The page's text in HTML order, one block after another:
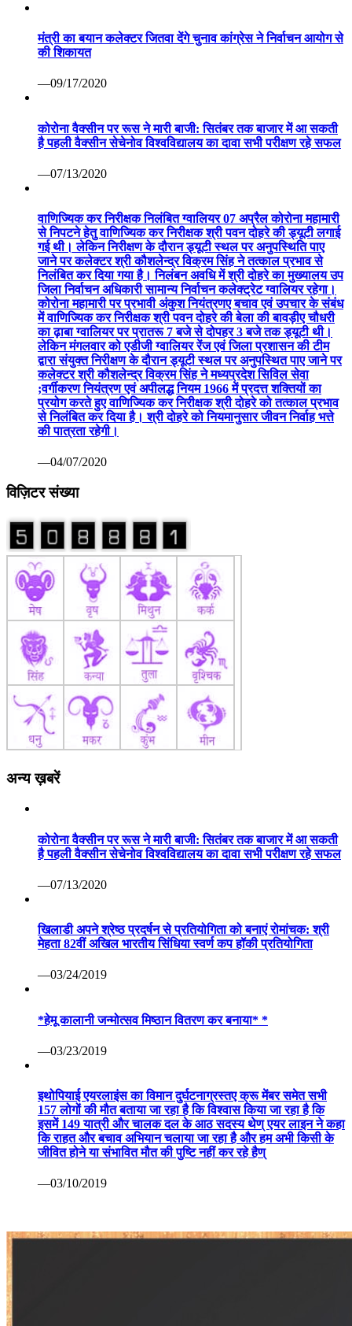
मंत्री का बयान कलेक्टर जितवा देंगे चुनाव कांग्रेस ने निर्वाचन आयोग से
की शिकायत
—09/17/2020
कोरोना वैक्सीन पर रूस ने मारी बाजी: सितंबर तक बाजार में आ सकती
है पहली वैक्सीन सेचेनोव विश्वविद्यालय का दावा सभी परीक्षण रहे सफल
—07/13/2020
वाणिज्यिक कर निरीक्षक निलंबित ग्वालियर 07 अप्रैल कोरोना महामारी
से निपटने हेतु वाणिज्यिक कर निरीक्षक श्री पवन दोहरे की ड्यूटी लगाई
गई थी। लेकिन निरीक्षण के दौरान ड्यूटी स्थल पर अनुपस्थिति पाए
जाने पर कलेक्टर श्री कौशलेन्द्र विक्रम सिंह ने तत्काल प्रभाव से
निलंबित कर दिया गया है। निलंबन अवधि में श्री दोहरे का मुख्यालय उप
जिला निर्वाचन अधिकारी सामान्य निर्वाचन कलेक्ट्रेट ग्वालियर रहेगा।
कोरोना महामारी पर प्रभावी अंकुश नियंत्रणए बचाव एवं उपचार के संबंध
में वाणिज्यिक कर निरीक्षक श्री पवन दोहरे की बेला की बावड़ीए चौधरी
का ढ़ाबा ग्वालियर पर प्रातरू 7 बजे से दोपहर 3 बजे तक ड्यूटी थी।
लेकिन मंगलवार को एडीजी ग्वालियर रेंज एवं जिला प्रशासन की टीम
द्वारा संयुक्त निरीक्षण के दौरान ड्यूटी स्थल पर अनुपस्थित पाए जाने पर
कलेक्टर श्री कौशलेन्द्र विक्रम सिंह ने मध्यप्रदेश सिविल सेवा
;वर्गीकरण नियंत्रण एवं अपीलद्ध नियम 1966 में प्रदत्त शक्तियों का
प्रयोग करते हुए वाणिज्यिक कर निरीक्षक श्री दोहरे को तत्काल प्रभाव
से निलंबित कर दिया है। श्री दोहरे को नियमानुसार जीवन निर्वाह भत्ते
की पात्रता रहेगी।
—04/07/2020
विज़िटर संख्या
अन्य ख़बरें
कोरोना वैक्सीन पर रूस ने मारी बाजी: सितंबर तक बाजार में आ सकती
है पहली वैक्सीन सेचेनोव विश्वविद्यालय का दावा सभी परीक्षण रहे सफल
—07/13/2020
खिलाडी अपने श्रेष्ठ प्रदर्षन से प्रतियोगिता को बनाएं रोमांचक: श्री
मेहता 82वीं अखिल भारतीय सिंधिया स्वर्ण कप हॉकी प्रतियोगिता
—03/24/2019
*हेमू कालानी जन्मोत्सव मिष्ठान वितरण कर बनाया* *
—03/23/2019
इथोपियाई एयरलाइंस का विमान दुर्घटनाग्रस्तए क्रू मेंबर समेत सभी
157 लोगों की मौत बताया जा रहा है कि विश्वास किया जा रहा है कि
इसमें 149 यात्री और चालक दल के आठ सदस्य थेण् एयर लाइन ने कहा
कि राहत और बचाव अभियान चलाया जा रहा है और हम अभी किसी के
जीवित होने या संभावित मौत की पुष्टि नहीं कर रहे हैण्
—03/10/2019